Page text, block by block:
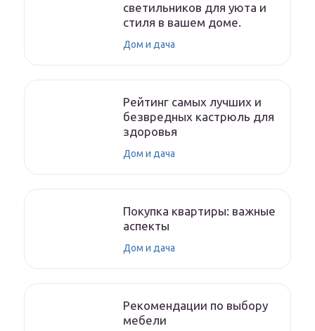
светильников для уюта и
стиля в вашем доме.
Дом и дача
Рейтинг самых лучших и
безвредных кастрюль для
здоровья
Дом и дача
Покупка квартиры: важные
аспекты
Дом и дача
Рекомендации по выбору
мебели